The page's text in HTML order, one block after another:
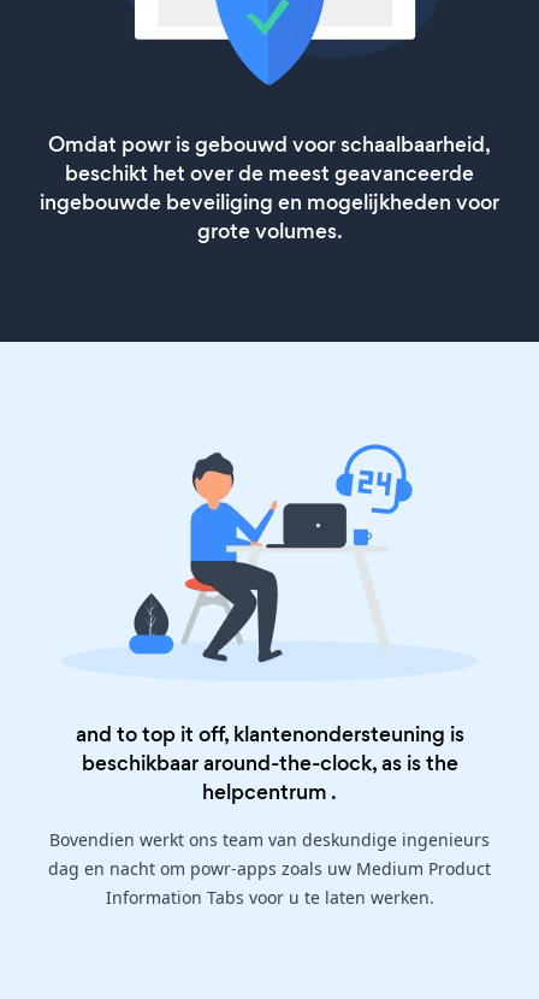
Omdat powr is gebouwd voor schaalbaarheid,
beschikt het over de meest geavanceerde
ingebouwde beveiliging en mogelijkheden voor
grote volumes.
and to top it off, klantenondersteuning is
beschikbaar around-the-clock, as is the
helpcentrum .
Bovendien werkt ons team van deskundige ingenieurs
dag en nacht om powr-apps zoals uw Medium Product
Information Tabs voor u te laten werken.